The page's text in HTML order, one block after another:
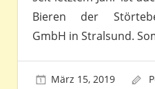
Bieren der
GmbH in Stralsund.
März 15, 2019